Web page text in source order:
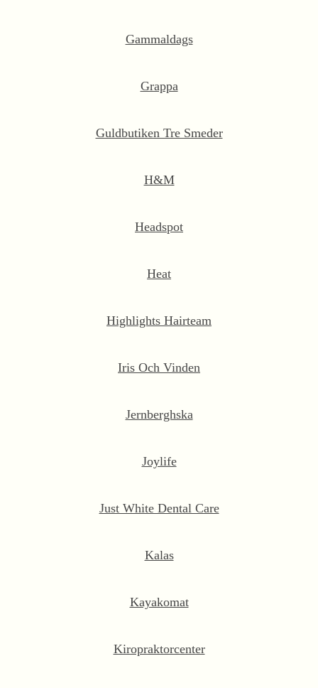
Gammaldags
Grappa
Guldbutiken Tre Smeder
H&M
Headspot
Heat
Highlights Hairteam
Iris Och Vinden
Jernberghska
Joylife
Just White Dental Care
Kalas
Kayakomat
Kiropraktorcenter